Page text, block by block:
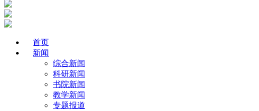
首页
新闻
综合新闻
科研新闻
书院新闻
教学新闻
专题报道